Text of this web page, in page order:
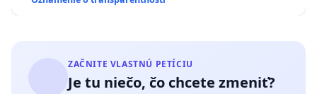
ZAČNITE VLASTNÚ PETÍCIU
Je tu niečo, čo chcete zmeniť?